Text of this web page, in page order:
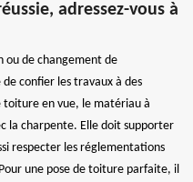
adressez-vous à
ou de changement de
confier les travaux à des
toiture en vue, le matériau à
la charpente. Elle doit supporter
respecter les réglementations
une pose de toiture parfaite, il